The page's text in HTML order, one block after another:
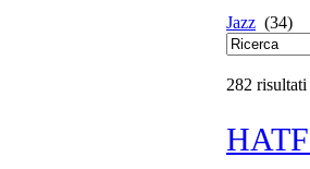
Jazz (34)
282